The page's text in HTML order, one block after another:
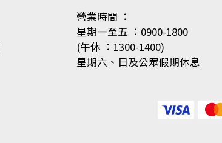
營業時間 ：
星期一至五 ：0900-1800
(午休 ：1300-1400)
星期六、日及公眾假期休息